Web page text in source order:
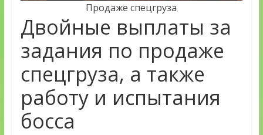
Продаже спецгруза
Двойные выплаты за
задания по продаже
спецгруза, а также
работу и испытания
босса